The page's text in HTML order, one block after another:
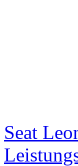
Seat